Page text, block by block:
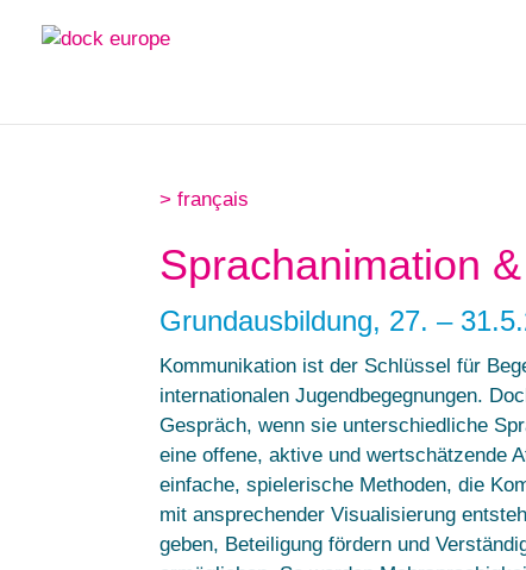
> français
Sprachanimation
Grundausbildung, 27. –
Kommunikation ist der Schlüssel für
internationalen Jugendbegegnungen.
Gespräch, wenn sie unterschiedliche
eine offene, aktive und wertschätzende
einfache, spielerische Methoden, die
mit ansprechender Visualisierung
geben, Beteiligung fördern und